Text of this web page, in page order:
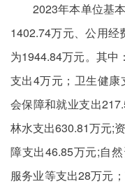
2023年本单位基
1402.74万元、公用
为1944.84万元。其中
支出4万元；卫生健
会保障和就业支出
林水支出630.81万元;
障支出46.85万元;自
服务业等支出28万元